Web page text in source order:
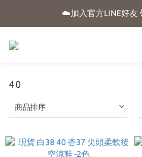
☀️盛夏購物季-滿額贈 "品
☁️加入官方LINE好友
⭐新朋友首購
40
商品排序